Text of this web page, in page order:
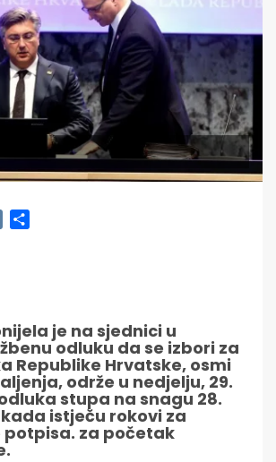
VK
je na sjednici u
odluku da se izbori za
Republike Hrvatske, osmi
održe u nedjelju, 29.
stupa na snagu 28.
istječu rokovi za
za početak